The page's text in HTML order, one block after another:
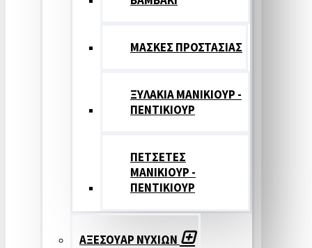
ΜΑΣΚΕΣ ΠΡΟΣΤΑΣΙΑΣ
ΞΥΛΑΚΙΑ ΜΑΝΙΚΙΟΥΡ -
ΠΕΝΤΙΚΙΟΥΡ
ΠΕΤΣΕΤΕΣ
ΜΑΝΙΚΙΟΥΡ -
ΠΕΝΤΙΚΙΟΥΡ
ΑΞΕΣΟΥΑΡ ΝΥΧΙΩΝ